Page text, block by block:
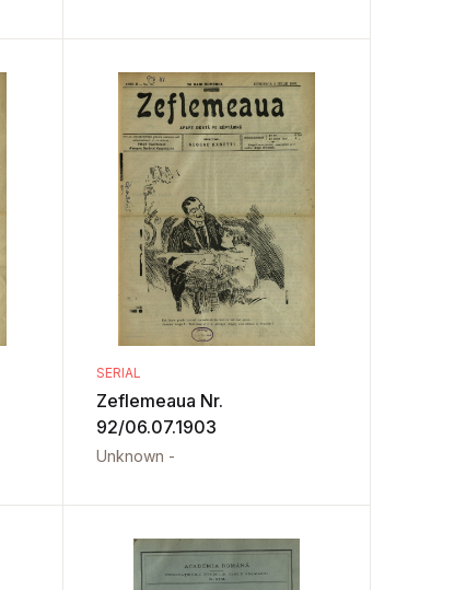
SERIAL
Zeflemeaua Nr.
92/06.07.1903
Unknown -